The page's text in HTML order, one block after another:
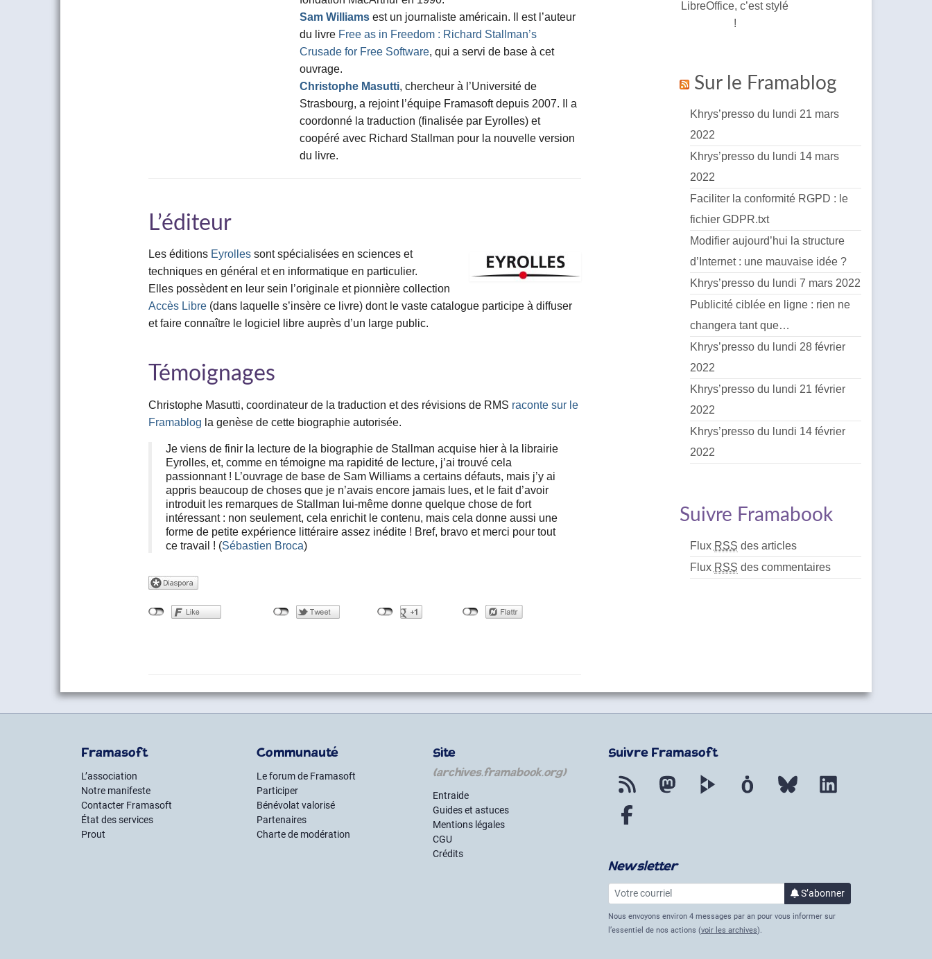
Sam Williamsest un journaliste américain. Il est l’auteur
du livre Free as in Freedom : Richard Stallman’s
Crusade for Free Software, qui a servi de base à cet
ouvrage.
Christophe Masutti, chercheur à l’Université de
Strasbourg, a rejoint l’équipe Framasoft depuis 2007. Il a
coordonné la traduction (finalisée par Eyrolles) et
coopéré avec Richard Stallman pour la nouvelle version
du livre.
L’éditeur
Les éditions Eyrolles sont spécialisées en sciences et
techniques en général et en informatique en particulier.
Elles possèdent en leur sein l’originale et pionnière collection
Accès Libre (dans laquelle s’insère ce livre) dont le vaste catalogue participe à diffuser
et faire connaître le logiciel libre auprès d’un large public.
Témoignages
Christophe Masutti, coordinateur de la traduction et des révisions de RMS raconte sur le
Framablog la genèse de cette biographie autorisée.
Je viens de finir la lecture de la biographie de Stallman acquise hier à la librairie
Eyrolles, et, comme en témoigne ma rapidité de lecture, j’ai trouvé cela
passionnant ! L’ouvrage de base de Sam Williams a certains défauts, mais j’y ai
appris beaucoup de choses que je n’avais encore jamais lues, et le fait d’avoir
introduit les remarques de Stallman lui-même donne quelque chose de fort
intéressant : non seulement, cela enrichit le contenu, mais cela donne aussi une
forme de petite expérience littéraire assez inédite ! Bref, bravo et merci pour tout
ce travail ! (Sébastien Broca)
LibreOffice, c’est stylé
!
Sur le Framablog
Khrys’presso du lundi 21 mars
2022
Khrys’presso du lundi 14 mars
2022
Faciliter la conformité RGPD : le
fichier GDPR.txt
Modifier aujourd’hui la structure
d’Internet : une mauvaise idée ?
Khrys’presso du lundi 7 mars 2022
Publicité ciblée en ligne : rien ne
changera tant que…
Khrys’presso du lundi 28 février
2022
Khrys’presso du lundi 21 février
2022
Khrys’presso du lundi 14 février
2022
Suivre Framabook
Flux RSS des articles
Flux RSS des commentaires
Framasoft
L’association
Notre manifeste
Contacter Framasoft
État des services
Prout
Communauté
Le forum de Framasoft
Participer
Bénévolat valorisé
Partenaires
Charte de modération
Site
(archives.framabook.org)
Entraide
Guides et astuces
Mentions légales
CGU
Crédits
Suivre Framasoft
Flux RSS Mastodon PeerTube Mobilizon Bluesky
Newsletter
Votre courriel S’abonnerà la lettre
Nous envoyons environ 4 messages par an pour vous informer sur
l’essentiel de nos actions (voir les archives).